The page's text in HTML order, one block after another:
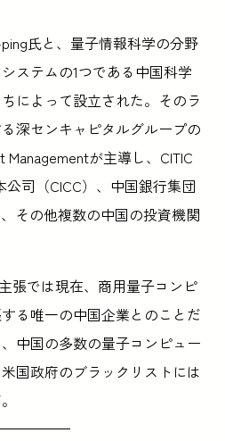
氏と、量子情報科学の分野
ステムの1つである中国科学
によって設立された。そのラ
深センキャピタルグループの
が主導し、CITIC
司（CICC）、中国銀行集団
その他複数の中国の投資機関
張では現在、商用量子コンピ
る唯一の中国企業とのことだ
中国の多数の量子コンピュー
国政府のブラックリストには